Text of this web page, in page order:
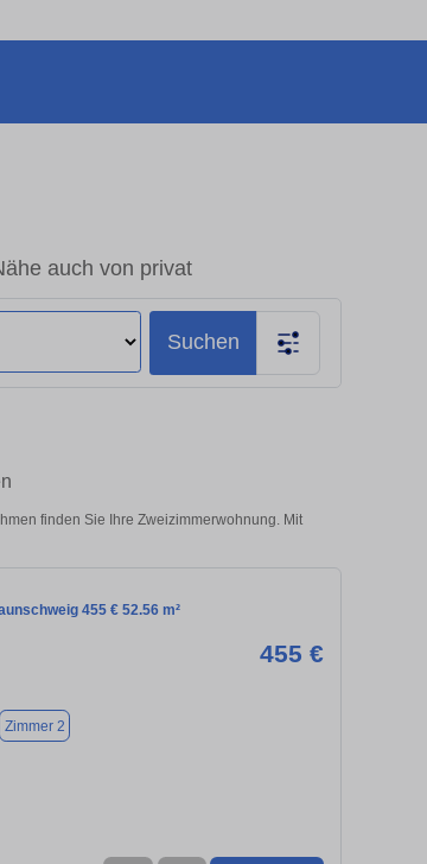
auch von privat
Suchen
finden Sie Ihre Zweizimmerwohnung. Mit
455 € 52.56 m²
455 €
Zimmer 2